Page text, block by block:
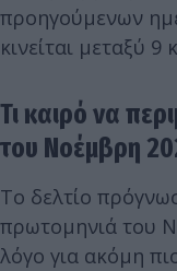
προηγούμενων
κινείται μεταξύ
Τι καιρό να
του Νοέμβρη
Το δελτίο
πρωτομηνιά του
λόγο για ακόμη